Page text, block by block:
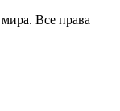
Все права